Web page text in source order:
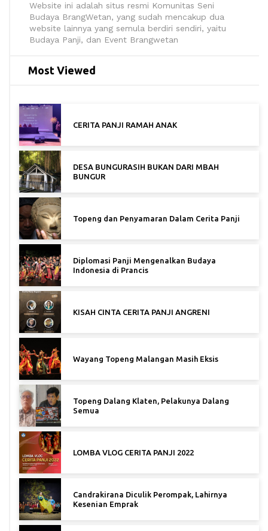
Website ini adalah situs resmi Komunitas Seni
Budaya BrangWetan, yang sudah mencakup dua
website lainnya yang semula berdiri sendiri, yaitu
Budaya Panji, dan Event Brangwetan
Most Viewed
CERITA PANJI RAMAH ANAK
DESA BUNGURASIH BUKAN DARI MBAH
BUNGUR
Topeng dan Penyamaran Dalam Cerita Panji
Diplomasi Panji Mengenalkan Budaya
Indonesia di Prancis
KISAH CINTA CERITA PANJI ANGRENI
Wayang Topeng Malangan Masih Eksis
Topeng Dalang Klaten, Pelakunya Dalang
Semua
LOMBA VLOG CERITA PANJI 2022
Candrakirana Diculik Perompak, Lahirnya
Kesenian Emprak